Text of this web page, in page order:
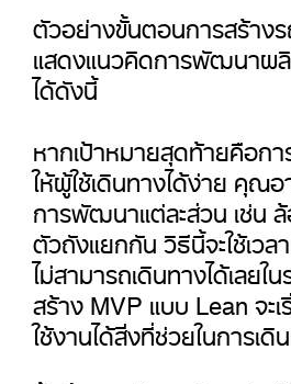
ตัวอย่างขั้นตอนการสร้าง
แสดงแนวคิดการพัฒนาผ
ได้ดังนี้
หากเป้าหมายสุดท้ายคือก
ให้ผู้ใช้เดินทางได้ง่าย คุณ
การพัฒนาแต่ละส่วน เช่น
ตัวถังแยกกัน วิธีนี้จะใช้เวล
ไม่สามารถเดินทางได้เลยใ
สร้าง MVP แบบ Lean จะ
ใช้งานได้สิ่งที่ช่วยในการเ